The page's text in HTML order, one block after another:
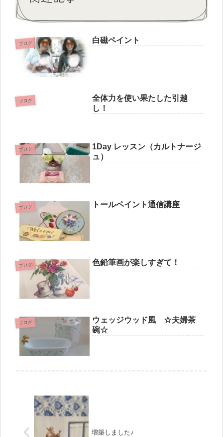
ブログ 白磁ペイント
ブログ
全体力を使い果たした引越
し！
ブログ
1Day レッスン（カルトナージ
ュ）
ブログ トールペイント通信講座
ブログ 色鉛筆画が楽しすぎて！
ブログ
ウェッジウッド風 ☆夫婦茶
碗☆
増築しました♪